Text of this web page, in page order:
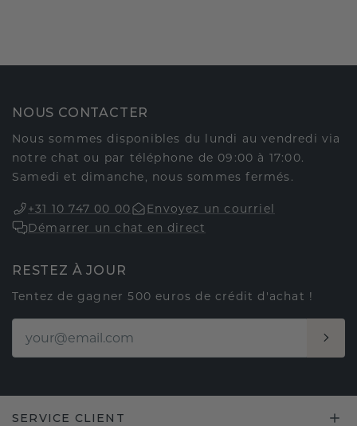
NOUS CONTACTER
Nous sommes disponibles du lundi au vendredi via
notre chat ou par téléphone de 09:00 à 17:00.
Samedi et dimanche, nous sommes fermés.
+31 10 747 00 00
Envoyez un courriel
Démarrer un chat en direct
RESTEZ À JOUR
Tentez de gagner 500 euros de crédit d'achat !
SERVICE CLIENT